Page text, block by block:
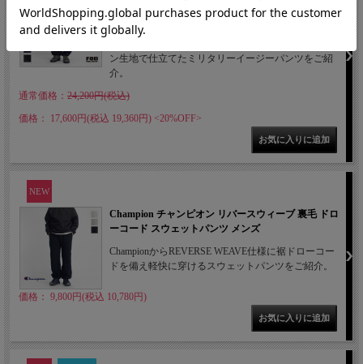
ナイロン タックパンツ 裾ドローコード セットアップ
対応 日本製 メンズ
ン生地で仕立てたミリタリーイージーパンツをご紹
介。
通常価格： 24,200円(税込)
価格： 17,600円(税込 19,360円) <20%OFF>
NEW
Champion チャンピオン リバースウィーブ 裏毛 ドロ
ーコード スウェットパンツ メンズ
ChampionからREVERSE WEAVE仕様に裾ドローコー
ドを備え軽快に穿けるスウェットパンツをご紹介。
価格： 9,800円(税込 10,780円)